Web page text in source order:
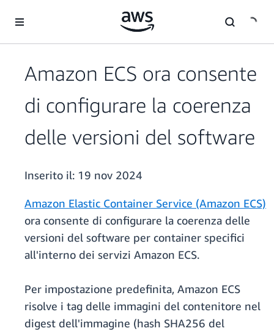
Amazon ECS ora consente
di configurare la coerenza
delle versioni del software
Inserito il: 19 nov 2024
Amazon Elastic Container Service (Amazon ECS)
ora consente di configurare la coerenza delle
versioni del software per container specifici
all'interno dei servizi Amazon ECS.
Per impostazione predefinita, Amazon ECS
risolve i tag delle immagini del contenitore nel
digest dell'immagine (hash SHA256 del